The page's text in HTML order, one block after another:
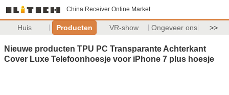
China Receiver Online Market
Huis Producten VR-show Ongeveer ons >>
Nieuwe producten TPU PC Transparante Achterkant
Cover Luxe Telefoonhoesje voor iPhone 7 plus hoesje